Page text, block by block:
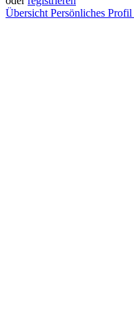
Übersicht Persönliches Profil